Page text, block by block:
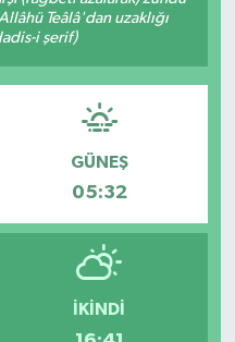
Teâlâ'dan uzaklığı
i şerif)
GÜNEŞ
05:32
İKINDI